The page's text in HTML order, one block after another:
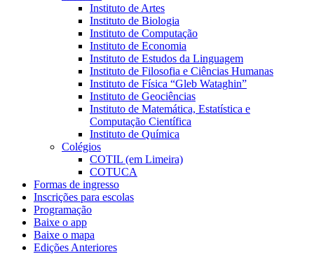
Instituto de Artes
Instituto de Biologia
Instituto de Computação
Instituto de Economia
Instituto de Estudos da Linguagem
Instituto de Filosofia e Ciências Humanas
Instituto de Física “Gleb Wataghin”
Instituto de Geociências
Instituto de Matemática, Estatística e
Computação Científica
Instituto de Química
Colégios
COTIL (em Limeira)
COTUCA
Formas de ingresso
Inscrições para escolas
Programação
Baixe o app
Baixe o mapa
Edições Anteriores